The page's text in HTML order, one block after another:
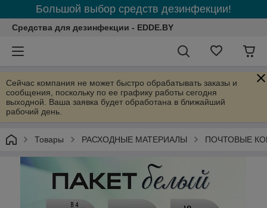
Большой выбор средств дезинфекции!
Средства для дезинфекции - EDDE.BY
Сейчас компания не может быстро обрабатывать заказы и
сообщения, поскольку по ее графику работы сегодня
выходной. Ваша заявка будет обработана в ближайший
рабочий день.
Товары РАСХОДНЫЕ МАТЕРИАЛЫ ПОЧТОВЫЕ